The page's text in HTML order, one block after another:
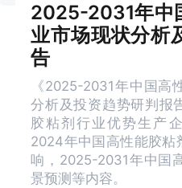
2025-2031年中
业市场现状分析
告
《2025-2031年中国高
分析及投资趋势研判报
胶粘剂行业优势生产
2024年中国高性能胶粘
响，2025-2031年中国
景预测等内容。